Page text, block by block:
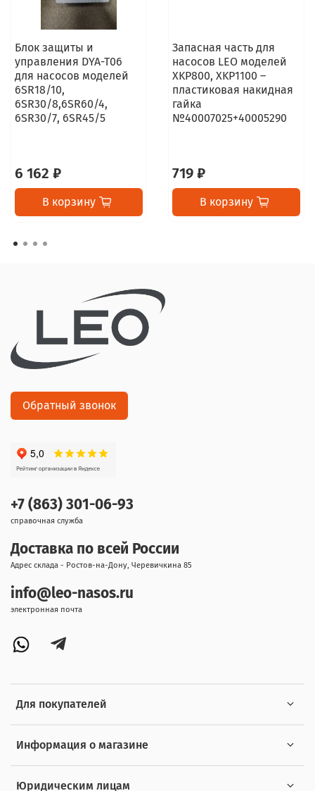
Блок защиты и
управления DYA-T06
для насосов моделей
6SR18/10,
6SR30/8,6SR60/4,
6SR30/7, 6SR45/5
6 162 ₽
В корзину
Запасная часть для
насосов LEO моделей
XKP800, XKP1100 –
пластиковая накидная
гайка
№40007025+40005290
719 ₽
В корзину
Для покупателей
Информация о магазине
Юридическим лицам
+7 (863) 301-06-93
справочная служба
Доставка по всей России
Адрес склада - Ростов-на-Дону, Черевичкина 85
info@leo-nasos.ru
электронная почта
Обратный звонок